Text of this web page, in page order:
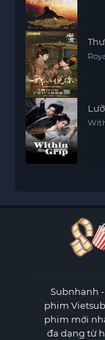
Subnhanh
phim
phim mới
đa dạng từ